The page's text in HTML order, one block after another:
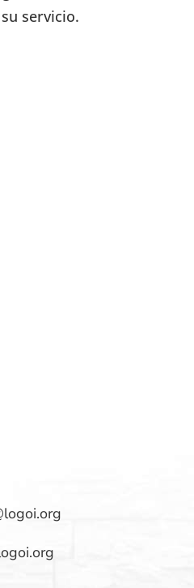
servicio.